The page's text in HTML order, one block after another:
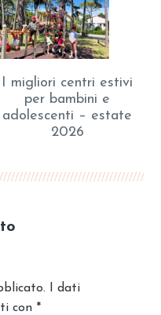
I migliori centri estivi
per bambini e
adolescenti – estate
2026
I dati
con *